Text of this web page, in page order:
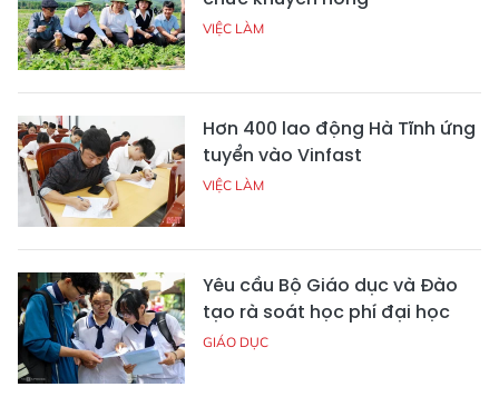
VIỆC LÀM
Hơn 400 lao động Hà Tĩnh ứng
tuyển vào Vinfast
VIỆC LÀM
Yêu cầu Bộ Giáo dục và Đào
tạo rà soát học phí đại học
GIÁO DỤC